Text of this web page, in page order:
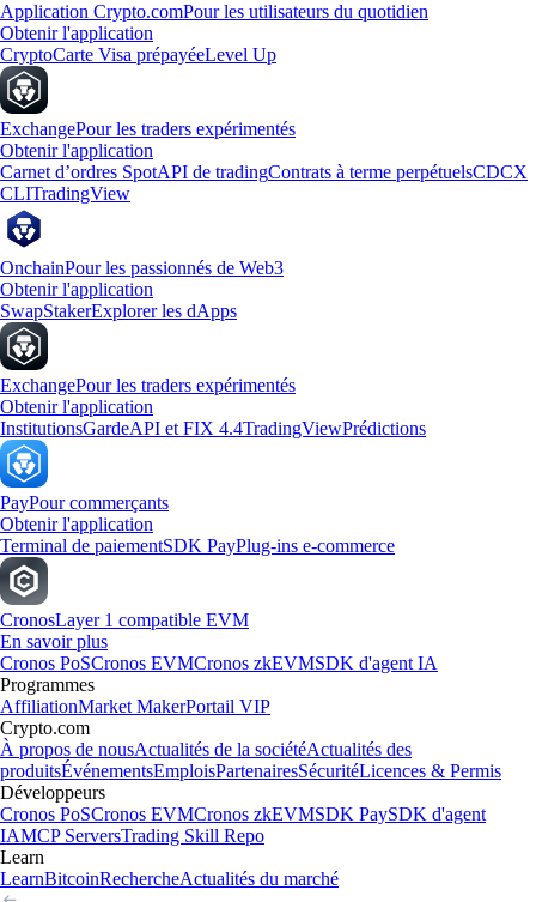
Application Crypto.comPour les utilisateurs du quotidien
Obtenir l'application
CryptoCarte Visa prépayéeLevel Up
ExchangePour les traders expérimentés
Obtenir l'application
Carnet d’ordres SpotAPI de tradingContrats à terme perpétuelsCDCX
CLITradingView
OnchainPour les passionnés de Web3
Obtenir l'application
SwapStakerExplorer les dApps
ExchangePour les traders expérimentés
Obtenir l'application
InstitutionsGardeAPI et FIX 4.4TradingViewPrédictions
PayPour commerçants
Obtenir l'application
Terminal de paiementSDK PayPlug-ins e-commerce
CronosLayer 1 compatible EVM
En savoir plus
Cronos PoSCronos EVMCronos zkEVMSDK d'agent IA
Programmes
AffiliationMarket MakerPortail VIP
Crypto.com
À propos de nousActualités de la sociétéActualités des
produitsÉvénementsEmploisPartenairesSécuritéLicences & Permis
Développeurs
Cronos PoSCronos EVMCronos zkEVMSDK PaySDK d'agent
IAMCP ServersTrading Skill Repo
Learn
LearnBitcoinRechercheActualités du marché